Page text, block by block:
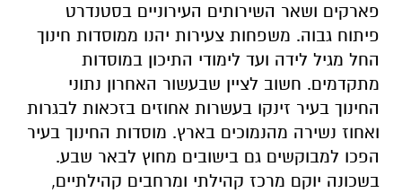
פארקים ושאר השירותים העירוניים בסטנדרט
פיתוח גבוה. משפחות צעירות יהנו ממוסדות חינוך
החל מגיל לידה ועד לימודי התיכון במוסדות
מתקדמים. חשוב לציין שבעשור האחרון נתוני
החינוך בעיר זינקו בעשרות אחוזים בזכאות לבגרות
ואחוז נשירה מהנמוכים בארץ. מוסדות החינוך בעיר
הפכו למבוקשים גם בישובים מחוץ לבאר שבע.
בשכונה יוקם מרכז קהילתי ומרחבים קהילתיים,